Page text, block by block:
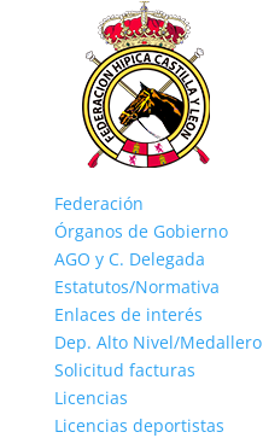
Federación
Órganos de Gobierno
AGO y C. Delegada
Estatutos/Normativa
Enlaces de interés
Dep. Alto Nivel/Medallero
Solicitud facturas
Licencias
Licencias deportistas